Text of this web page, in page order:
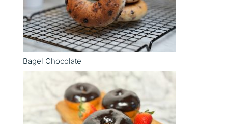
Bagel Chocolate